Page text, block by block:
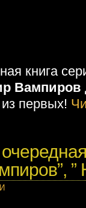
книга
Вампиров
первых!